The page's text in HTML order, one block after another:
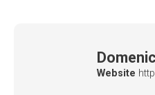
Website